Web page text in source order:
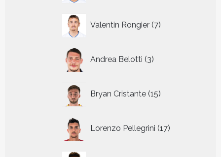
Valentin Rongier 7
producten
Andrea Belotti 3
producten
Bryan Cristante 15
producten
Lorenzo Pellegrini 17
producten